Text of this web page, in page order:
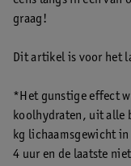
graag!
Dit artikel is voor het
*Het gunstige effect
koolhydraten, uit alle
kg lichaamsgewicht in
4 uur en de laatste